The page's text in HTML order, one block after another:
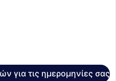
για τις ημερομηνίες σας